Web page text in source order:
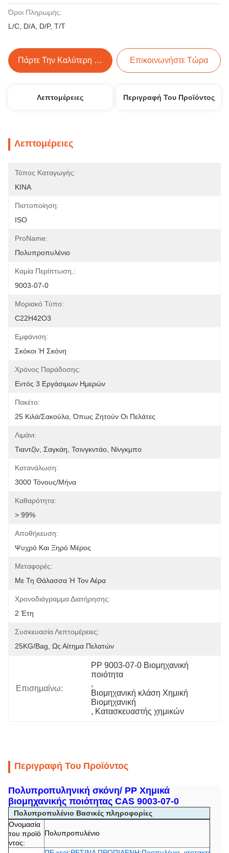
Όροι Πληρωμής:
L/C, D/A, D/P, T/T
Πάρτε Την Καλύτερη Τιμή Επικοινωνήστε Τώρα
Λεπτομέρειες Περιγραφή Του Προϊόντος
Λεπτομέρειες
Τόπος Καταγωγής:
ΚΙΝΑ
Πιστοποίηση:
ISO
ProName:
Πολυπροπυλένιο
Καμία Περίπτωση.:
9003-07-0
Μοριακό Τύπο:
C22H42O3
Εμφάνιση:
Σκόκοι Ή Σκόνη
Χρόνος Παράδοσης:
Εντός 3 Εργάσιμων Ημερών
Πακέτο:
25 Κιλά/σακούλα, Όπως Ζητούν Οι Πελάτες
Λιμάνι:
Τιαντζίν, Σαγκάη, Τσινγκντάο, Νίνγκμπο
Κατανάλωση:
3000 Τόνους/μήνα
Καθαρότητα:
> 99%
Αποθήκευση:
Ψυχρό Και Ξηρό Μέρος
Μεταφορές:
Με Τη Θάλασσα Ή Τον Αέρα
Χρονοδιάγραμμα Διατήρησης:
2 Έτη
Συσκευασία Λεπτομέρειες:
25KG/bag, Ως Αίτημα Πελατών
Επισημαίνω:
PP 9003-07-0 Βιομηχανική
ποιότητα
,
Βιομηχανική κλάση Χημική
Βιομηχανική
, Κατασκευαστής χημικών
Περιγραφή Του Προϊόντος
Πολυπροπυληνική σκόνη/ PP Χημικά
βιομηχανικής ποιότητας CAS 9003-07-0
Πολυπροπυλένιο Βασικές πληροφορίες
Ονομασία
του προϊό
ντος:
Πολυπροπυλένιο